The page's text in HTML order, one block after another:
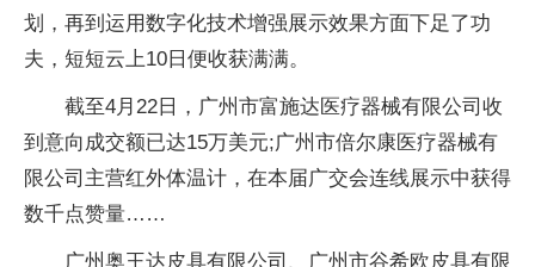
划，再到运用数字化技术增强展示效果方面下足了功
夫，短短云上10日便收获满满。
截至4月22日，广州市富施达医疗器械有限公司收
到意向成交额已达15万美元;广州市倍尔康医疗器械有
限公司主营红外体温计，在本届广交会连线展示中获得
数千点赞量……
广州奥王达皮具有限公司、广州市谷希欧皮具有限